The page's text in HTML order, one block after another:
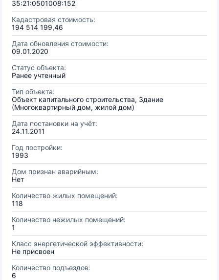
35:21:0501008:152
Кадастровая стоимость:
194 514 199,46
Дата обновления стоимости:
09.01.2020
Статус объекта:
Ранее учтенный
Тип объекта:
Объект капитального строительства, Здание
(Многоквартирный дом, жилой дом)
Дата постановки на учёт:
24.11.2011
Год постройки:
1993
Дом признан аварийным:
Нет
Количество жилых помещений:
118
Количество нежилых помещений:
1
Класс энергетической эффективности:
Не присвоен
Количество подъездов:
6